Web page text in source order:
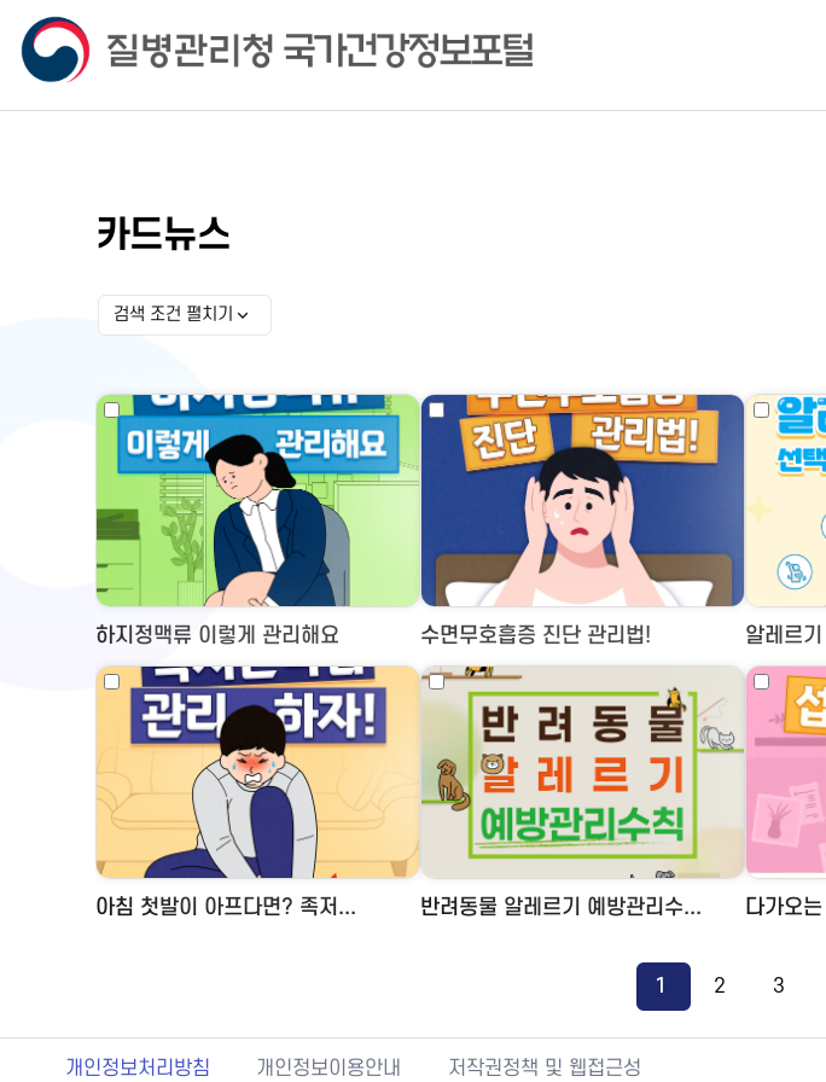
카드뉴스
검색 조건 선택
검색 조건 펼치기
하지정맥류 이렇게 관리해요 수면무호흡증 진단 관리법! 알레르
아침 첫발이 아프다면? 족저... 반려동물 알레르기 예방관리수... 다가오
1 2 3
개인정보처리방침 개인정보이용안내 저작권정책 및 웹접근성